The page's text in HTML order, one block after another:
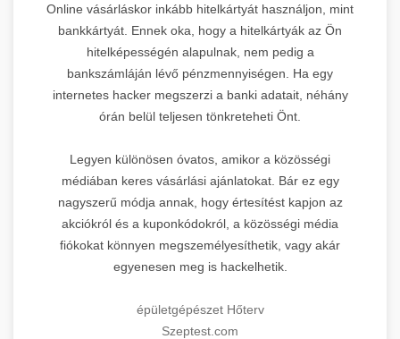
Online vásárláskor inkább hitelkártyát használjon, mint
bankkártyát. Ennek oka, hogy a hitelkártyák az Ön
hitelképességén alapulnak, nem pedig a
bankszámláján lévő pénzmennyiségen. Ha egy
internetes hacker megszerzi a banki adatait, néhány
órán belül teljesen tönkreteheti Önt.
Legyen különösen óvatos, amikor a közösségi
médiában keres vásárlási ajánlatokat. Bár ez egy
nagyszerű módja annak, hogy értesítést kapjon az
akciókról és a kuponkódokról, a közösségi média
fiókokat könnyen megszemélyesíthetik, vagy akár
egyenesen meg is hackelhetik.
épületgépészet Hőterv
Szeptest.com